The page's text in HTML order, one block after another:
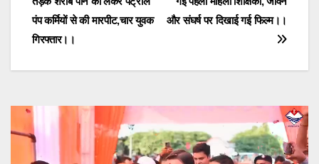
navigation
और संघर्ष पर दिखाई गई फिल्म।।
पंप कर्मियों से की मारपीट,चार युवक
गिरफ्तार।।